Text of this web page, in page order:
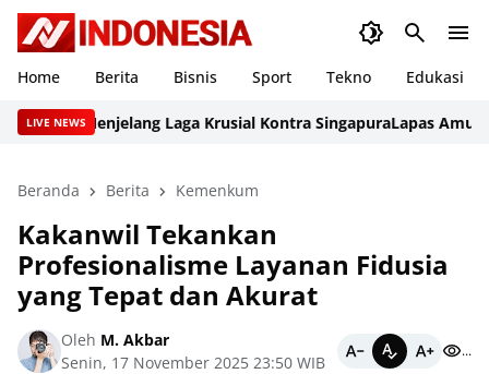
Home Berita Bisnis Sport Tekno Edukasi
LIVE NEWS
Menjelang Laga Krusial Kontra SingapuraLapas Amuntai
Beranda Berita Kemenkum
Kakanwil Tekankan
Profesionalisme Layanan Fidusia
yang Tepat dan Akurat
Oleh M. Akbar
Senin, 17 November 2025 23:50 WIB
...